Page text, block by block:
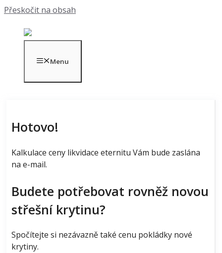
Přeskočit na obsah
Menu
Hotovo!
Kalkulace ceny likvidace eternitu Vám bude zaslána
na e-mail.
Budete potřebovat rovněž novou
střešní krytinu?
Spočítejte si nezávazně také cenu pokládky nové
krytiny.